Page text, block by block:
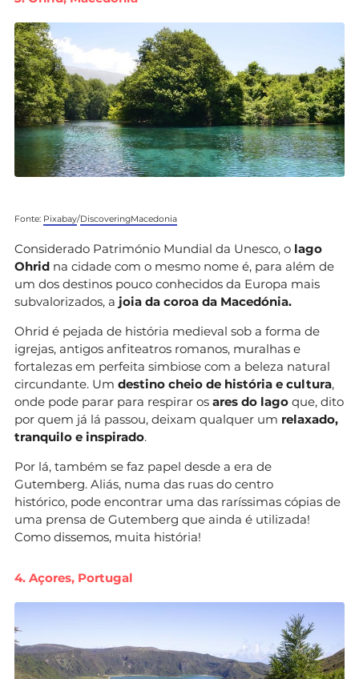
Fonte: Pixabay/DiscoveringMacedonia
Considerado Património Mundial da Unesco, o lago
Ohrid na cidade com o mesmo nome é, para além de
um dos destinos pouco conhecidos da Europa mais
subvalorizados, a joia da coroa da Macedónia.
Ohrid é pejada de história medieval sob a forma de
igrejas, antigos anfiteatros romanos, muralhas e
fortalezas em perfeita simbiose com a beleza natural
circundante. Um destino cheio de história e cultura,
onde pode parar para respirar os ares do lago que, dito
por quem já lá passou, deixam qualquer um relaxado,
tranquilo e inspirado.
Por lá, também se faz papel desde a era de
Gutemberg. Aliás, numa das ruas do centro
histórico, pode encontrar uma das raríssimas cópias de
uma prensa de Gutemberg que ainda é utilizada!
Como dissemos, muita história!
4. Açores, Portugal